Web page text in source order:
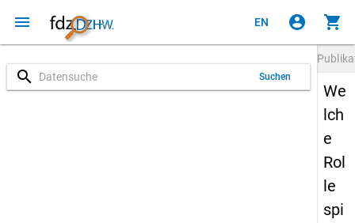
menu EN account_circle shopping_cart
search Suchen
We
lch
e
Rol
le
spi